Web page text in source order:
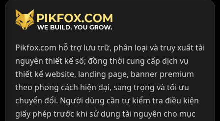
Pikfox.com hỗ trợ lưu trữ, phân loại và truy xuất tài
nguyên thiết kế số; đồng thời cung cấp dịch vụ
thiết kế website, landing page, banner premium
theo phong cách hiện đại, sang trọng và tối ưu
chuyển đổi. Người dùng cần tự kiểm tra điều kiện
giấy phép trước khi sử dụng tài nguyên cho mục